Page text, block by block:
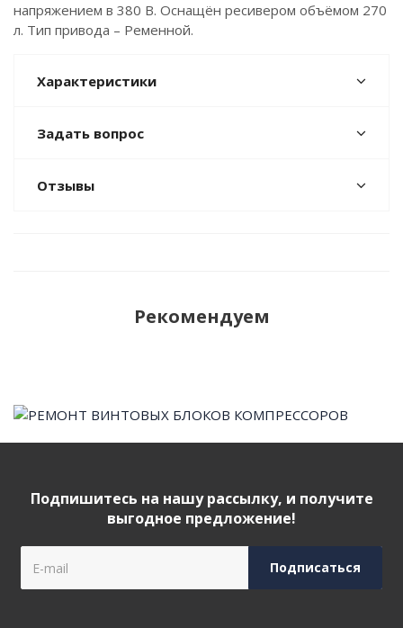
напряжением в 380 В. Оснащён ресивером объёмом 270
л. Тип привода – Ременной.
Характеристики
Задать вопрос
Отзывы
Рекомендуем
Подпишитесь на нашу рассылку, и получите
выгодное предложение!